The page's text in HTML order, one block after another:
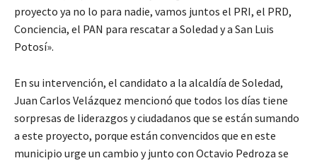
proyecto ya no lo para nadie, vamos juntos el PRI, el PRD,
Conciencia, el PAN para rescatar a Soledad y a San Luis
Potosí».
En su intervención, el candidato a la alcaldía de Soledad,
Juan Carlos Velázquez mencionó que todos los días tiene
sorpresas de liderazgos y ciudadanos que se están sumando
a este proyecto, porque están convencidos que en este
municipio urge un cambio y junto con Octavio Pedroza se